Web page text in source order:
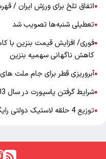
●اتفاق تلخ برای ورزش ایران /
●تعطیلی شنبه‌ها تصویب شد
●فوری/ افزایش قیمت بنزین با
کاهش ناگهانی سهمیه بنزین
●آبروریزی قطر برای جام ملت
●شرایط گرفتن پاسپورت در سال 1403 / این افراد ممنوع الخروج هستند
●توزیع 4 حلقه لاستیک دولتی رایگان با کدملی به همه